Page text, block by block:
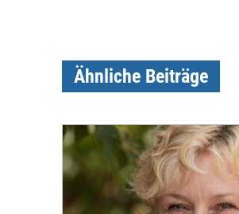
Ähnliche Beiträge